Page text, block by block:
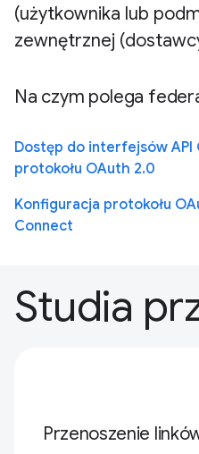
(użytkownika lub
zewnętrznej
Na czym polega
Dostęp do interfejsów API
protokołu OAuth 2.0
Konfiguracja protokołu
Connect
Studia
Przenoszenie